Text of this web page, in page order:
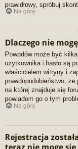
prawidłowy, spróbuj
Na górę
Dlaczego nie
Powodów może być
użytkownika i hasło są
właścicielem witryny i
prawdopodobieństwo, że
na której znajduje się
powiadom go o tym
Na górę
Rejestracja